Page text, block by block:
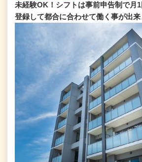
未経験OK！シフトは事前申告制で月
登録して都合に合わせて働く事が出来